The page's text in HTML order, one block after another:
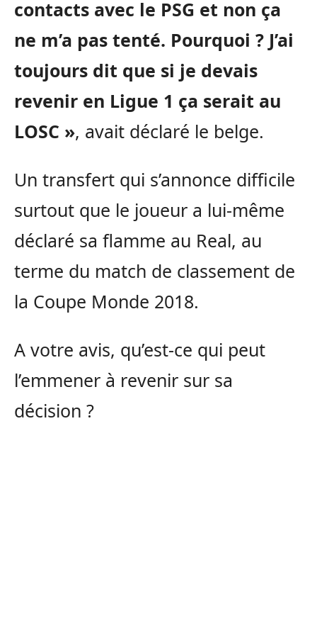
contacts avec le PSG et non ça
ne m’a pas tenté. Pourquoi ? J’ai
toujours dit que si je devais
revenir en Ligue 1 ça serait au
LOSC », avait déclaré le belge.
Un transfert qui s’annonce difficile
surtout que le joueur a lui-même
déclaré sa flamme au Real, au
terme du match de classement de
la Coupe Monde 2018.
A votre avis, qu’est-ce qui peut
l’emmener à revenir sur sa
décision ?